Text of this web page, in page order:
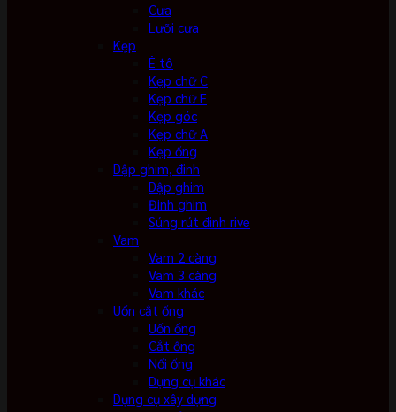
Cưa
Lưỡi cưa
Kẹp
Ê tô
Kẹp chữ C
Kẹp chữ F
Kẹp góc
Kẹp chữ A
Kẹp ống
Dập ghim, đinh
Dập ghim
Đinh ghim
Súng rút đinh rive
Vam
Vam 2 càng
Vam 3 càng
Vam khác
Uốn cắt ống
Uốn ống
Cắt ống
Nối ống
Dụng cụ khác
Dụng cụ xây dựng